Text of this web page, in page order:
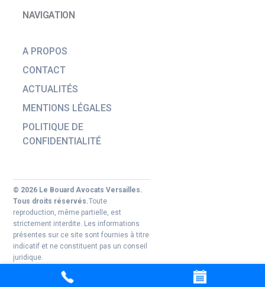
NAVIGATION
A PROPOS
CONTACT
ACTUALITÉS
MENTIONS LÉGALES
POLITIQUE DE
CONFIDENTIALITÉ
© 2026 Le Bouard Avocats Versailles.
Tous droits réservés.Toute
reproduction, même partielle, est
strictement interdite. Les informations
présentes sur ce site sont fournies à titre
indicatif et ne constituent pas un conseil
juridique.